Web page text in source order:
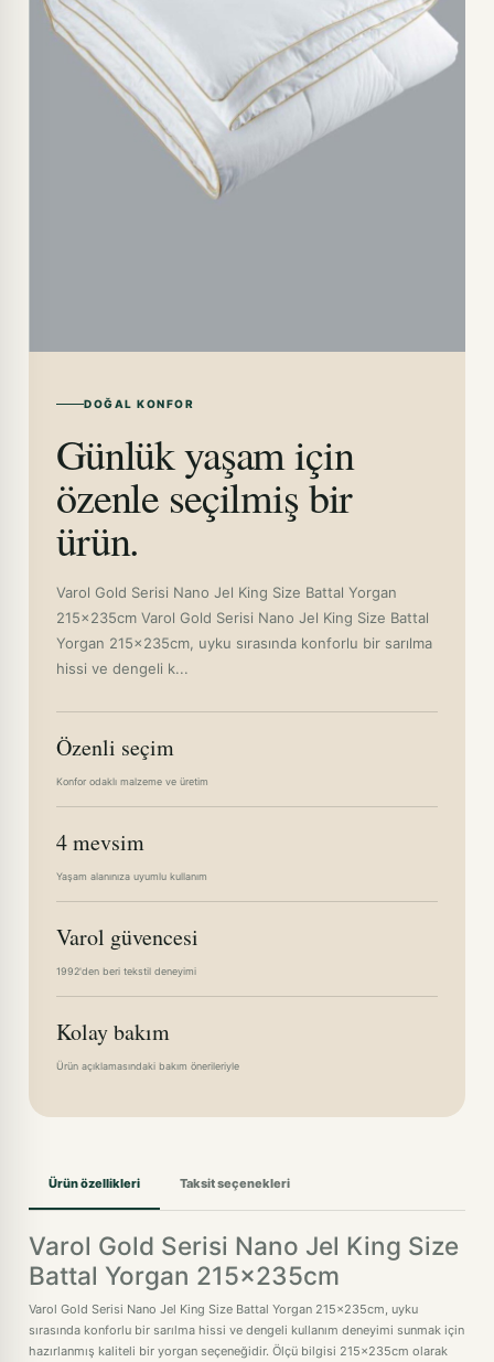
DOĞAL KONFOR
Günlük yaşam için
özenle seçilmiş bir
ürün.
Varol Gold Serisi Nano Jel King Size Battal Yorgan
215x235cm Varol Gold Serisi Nano Jel King Size Battal
Yorgan 215x235cm, uyku sırasında konforlu bir sarılma
hissi ve dengeli k...
Özenli seçim
Konfor odaklı malzeme ve üretim
4 mevsim
Yaşam alanınıza uyumlu kullanım
Varol güvencesi
1992'den beri tekstil deneyimi
Kolay bakım
Ürün açıklamasındaki bakım önerileriyle
Ürün özellikleri Taksit seçenekleri
Varol Gold Serisi Nano Jel King Size
Battal Yorgan 215x235cm
Varol Gold Serisi Nano Jel King Size Battal Yorgan 215x235cm, uyku
sırasında konforlu bir sarılma hissi ve dengeli kullanım deneyimi sunmak için
hazırlanmış kaliteli bir yorgan seçeneğidir. Ölçü bilgisi 215x235cm olarak